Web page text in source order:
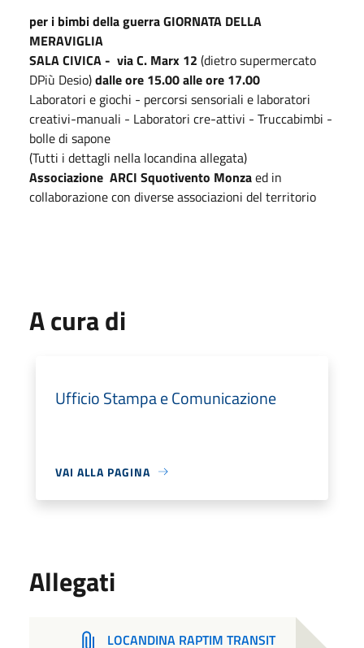
per i bimbi della guerra GIORNATA DELLA
MERAVIGLIA
SALA CIVICA - via C. Marx 12 (dietro supermercato
DPiù Desio)dalle ore 15.00 alle ore 17.00
Laboratori e giochi - percorsi sensoriali e laboratori
creativi-manuali - Laboratori cre-attivi - Truccabimbi -
bolle di sapone
(Tutti i dettagli nella locandina allegata)
Associazione ARCI Squotivento Monzaed in
collaborazione con diverse associazioni del territorio
A cura di
Ufficio Stampa e Comunicazione
VAI ALLA PAGINA
Allegati
LOCANDINA RAPTIM TRANSIT